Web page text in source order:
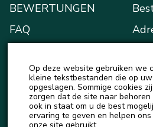
BEWERTUNGEN
FAQ
NEUIGKEITEN
Op deze website gebruiken we
kleine tekstbestanden die op
opgeslagen. Sommige cookies
zorgen dat de site naar
ook in staat om u de best
ervaring te geven en helpen